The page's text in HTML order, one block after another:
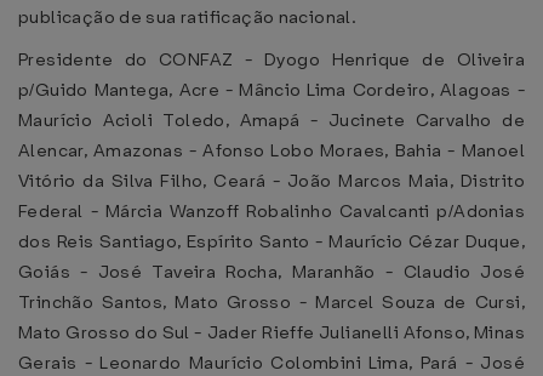
publicação de sua ratificação nacional.
Presidente do CONFAZ - Dyogo Henrique de Oliveira
p/Guido Mantega, Acre - Mâncio Lima Cordeiro, Alagoas -
Maurício Acioli Toledo, Amapá - Jucinete Carvalho de
Alencar, Amazonas - Afonso Lobo Moraes, Bahia - Manoel
Vitório da Silva Filho, Ceará - João Marcos Maia, Distrito
Federal - Márcia Wanzoff Robalinho Cavalcanti p/Adonias
dos Reis Santiago, Espírito Santo - Maurício Cézar Duque,
Goiás - José Taveira Rocha, Maranhão - Claudio José
Trinchão Santos, Mato Grosso - Marcel Souza de Cursi,
Mato Grosso do Sul - Jader Rieffe Julianelli Afonso, Minas
Gerais - Leonardo Maurício Colombini Lima, Pará - José